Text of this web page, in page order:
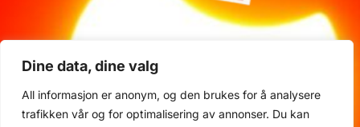
Dine data, dine valg
All informasjon er anonym, og den brukes for å analysere
trafikken vår og for optimalisering av annonser. Du kan
Legg i handlekurv